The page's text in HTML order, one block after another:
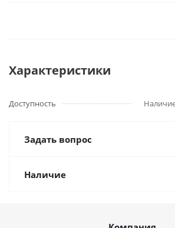
Характеристики
Доступность
Задать вопрос
Наличие